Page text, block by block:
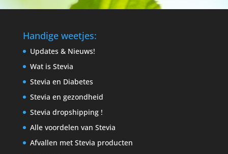
Handige weetjes:
Updates & Nieuws!
Wat is Stevia
Stevia en Diabetes
Stevia en gezondheid
Stevia dropshipping !
Alle voordelen van Stevia
Afvallen met Stevia producten